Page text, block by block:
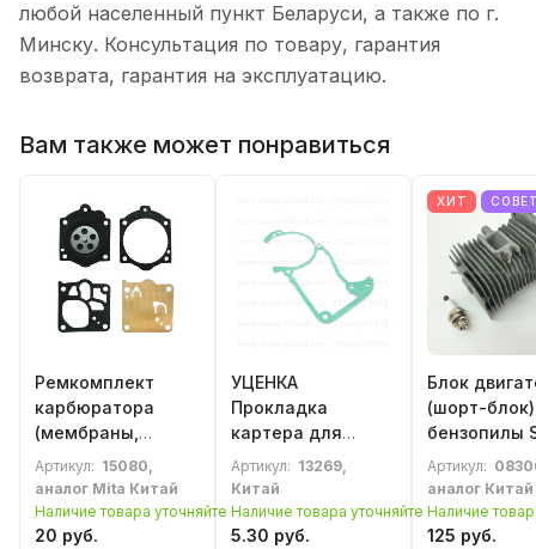
любой населенный пункт Беларуси, а также по г.
Минску. Консультация по товару, гарантия
возврата, гарантия на эксплуатацию.
Вам также может понравиться
Ремкомплект
карбюратора
(мембраны,
прокладки) для
бензореза STIHL
TS400, TS700,
TS800, бензопилы
Артикул: 15080,
аналог Mita Китай
Наличие товара уточняйте
20 руб.
УЦЕНКА
Прокладка
картера для
бензопилы STIHL
MS340, MS360,
034, 036
Артикул: 13269,
Китай
Наличие товара уточняйте
5.30 руб.
ХИТ
Блок
(шорт-
бензопилы
MS180, 018
Артикул:
аналог Китай
Наличие
125 руб.